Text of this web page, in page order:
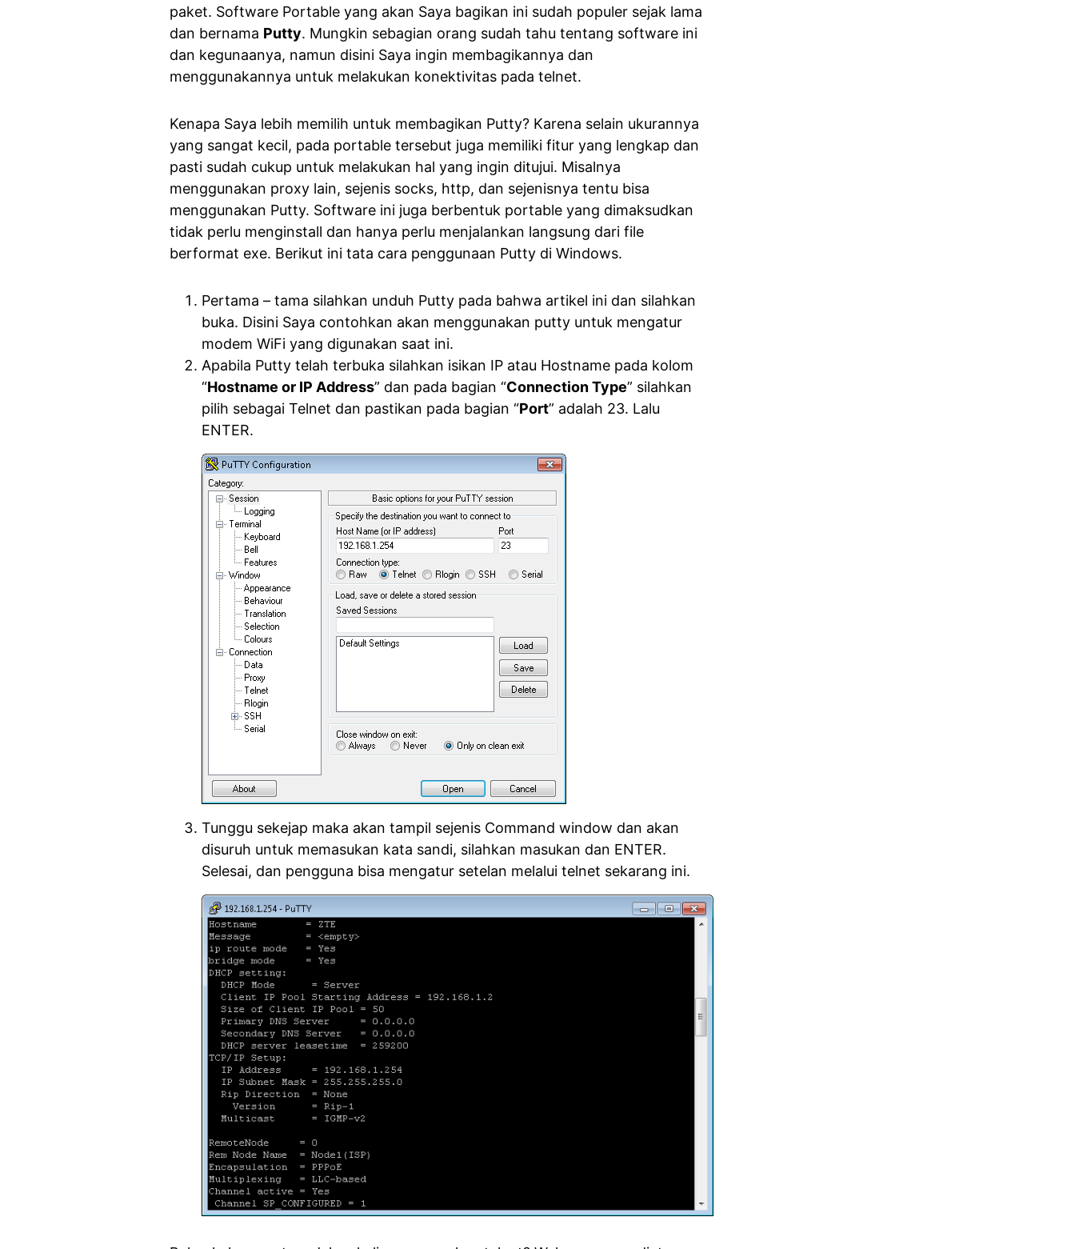
paket. Software Portable yang akan Saya bagikan ini sudah populer sejak lama
dan bernama Putty. Mungkin sebagian orang sudah tahu tentang software ini
dan kegunaanya, namun disini Saya ingin membagikannya dan
menggunakannya untuk melakukan konektivitas pada telnet.
Kenapa Saya lebih memilih untuk membagikan Putty? Karena selain ukurannya
yang sangat kecil, pada portable tersebut juga memiliki fitur yang lengkap dan
pasti sudah cukup untuk melakukan hal yang ingin ditujui. Misalnya
menggunakan proxy lain, sejenis socks, http, dan sejenisnya tentu bisa
menggunakan Putty. Software ini juga berbentuk portable yang dimaksudkan
tidak perlu menginstall dan hanya perlu menjalankan langsung dari file
berformat exe. Berikut ini tata cara penggunaan Putty di Windows.
Pertama – tama silahkan unduh Putty pada bahwa artikel ini dan silahkan
buka. Disini Saya contohkan akan menggunakan putty untuk mengatur
modem WiFi yang digunakan saat ini.
Apabila Putty telah terbuka silahkan isikan IP atau Hostname pada kolom
“Hostname or IP Address” dan pada bagian “Connection Type” silahkan
pilih sebagai Telnet dan pastikan pada bagian “Port” adalah 23. Lalu
ENTER.
Tunggu sekejap maka akan tampil sejenis Command window dan akan
disuruh untuk memasukan kata sandi, silahkan masukan dan ENTER.
Selesai, dan pengguna bisa mengatur setelan melalui telnet sekarang ini.